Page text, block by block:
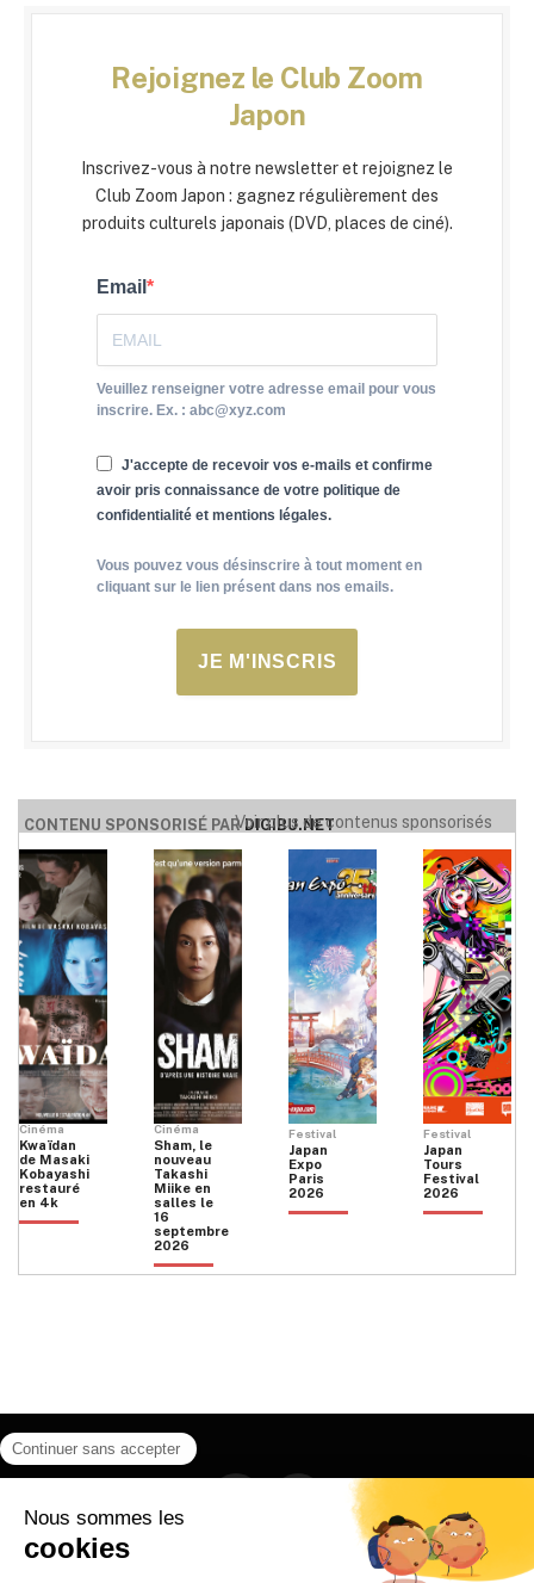
Rejoignez le Club Zoom
Japon
Inscrivez-vous à notre newsletter et rejoignez le
Club Zoom Japon : gagnez régulièrement des
produits culturels japonais (DVD, places de ciné).
Email
Veuillez renseigner votre adresse email pour vous
inscrire. Ex. : abc@xyz.com
J'accepte de recevoir vos e-mails et confirme
avoir pris connaissance de votre politique de
confidentialité et mentions légales.
Vous pouvez vous désinscrire à tout moment en
cliquant sur le lien présent dans nos emails.
JE M'INSCRIS
CONTENU SPONSORISÉ PARDIGIBU.NET
Voir plus de contenus sponsorisés
Cinéma
Kwaïdan
de Masaki
Kobayashi
restauré
en 4k
Cinéma
Sham, le
nouveau
Takashi
Miike en
salles le
16
septembre
2026
Festival
Japan
Expo
Paris
2026
Festival
Japan
Tours
Festival
2026
Instagram
CONTACT